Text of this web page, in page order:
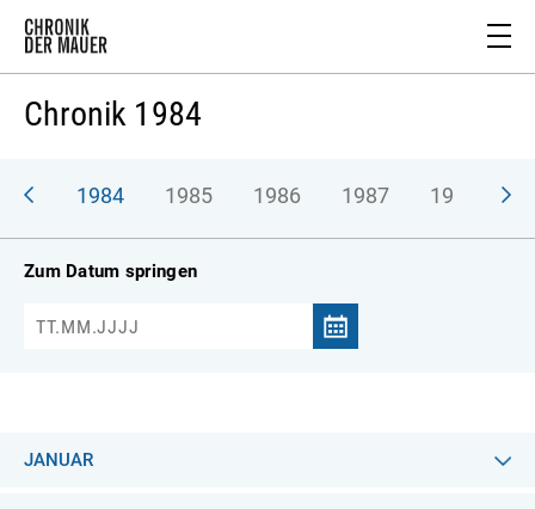
Chronik 1984
1984 1985 1986 1987 1988
Zum Datum springen
JANUAR